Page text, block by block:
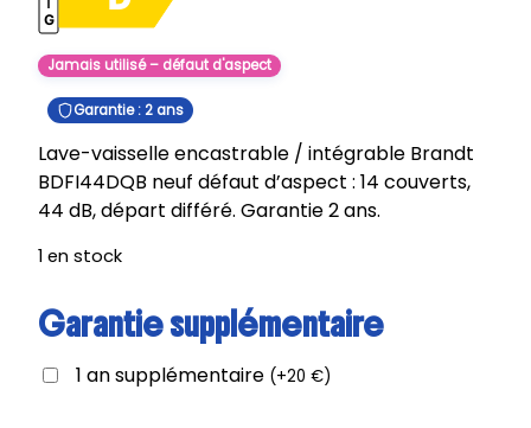
Jamais utilisé – défaut d'aspect
Garantie : 2 ans
Lave-vaisselle encastrable / intégrable Brandt
BDFI44DQB neuf défaut d’aspect : 14 couverts,
44 dB, départ différé. Garantie 2 ans.
1 en stock
Garantie supplémentaire
1 an supplémentaire (+20 €)